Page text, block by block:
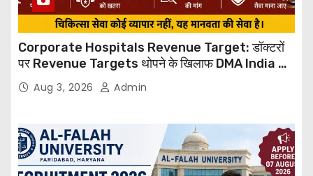
Corporate Hospitals Revenue Target: डॉक्टरों
पर Revenue Targets थोपने के खिलाफ DMA India का
बड़ा कदम, NHRC से Suo Motu जांच की मांग
Aug 3, 2026 Admin